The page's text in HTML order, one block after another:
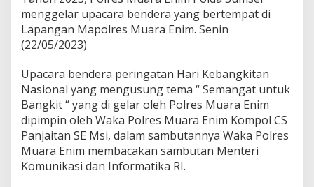
G
e
U
p
a
a
r
a
H
menggelar upacara bendera yang bertempat di
Lapangan Mapolres Muara Enim. Senin
(22/05/2023)
Upacara bendera peringatan Hari Kebangkitan
Nasional yang mengusung tema “ Semangat untuk
Bangkit “ yang di gelar oleh Polres Muara Enim
dipimpin oleh Waka Polres Muara Enim Kompol CS
Panjaitan SE Msi, dalam sambutannya Waka Polres
Muara Enim membacakan sambutan Menteri
Komunikasi dan Informatika RI.